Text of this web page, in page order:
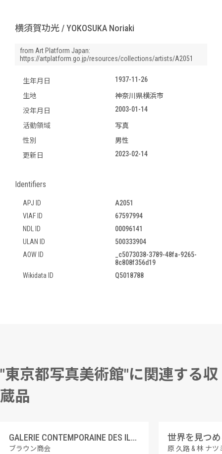
横須賀功光 / YOKOSUKA Noriaki
from Art Platform Japan:
https://artplatform.go.jp/resources/collections/artists/A2051
生年月日 1937-11-26
生地
神奈川県横浜市
没年月日
2003-01-14
活動領域
写真
性別
男性
更新日
2023-02-14
Identifiers
APJ ID
A2051
VIAF ID
67597994
NDL ID
00096141
ULAN ID
500333904
AOW ID
_c5073038-3789-48fa-9265-
8c808f356d19
Wikidata ID
Q5018788
"東京都写真美術館"に関連する収
蔵品
GALERIE CONTEMPORAINE DES ILLUSTRATIONS FRANCAISES 7 ジョルジュ・トリュフォー、テレマカスとユリスの出会い
ブラウン商会 原 久路 & 林 ナツ